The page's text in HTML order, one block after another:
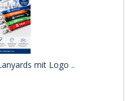
mit Logo ..